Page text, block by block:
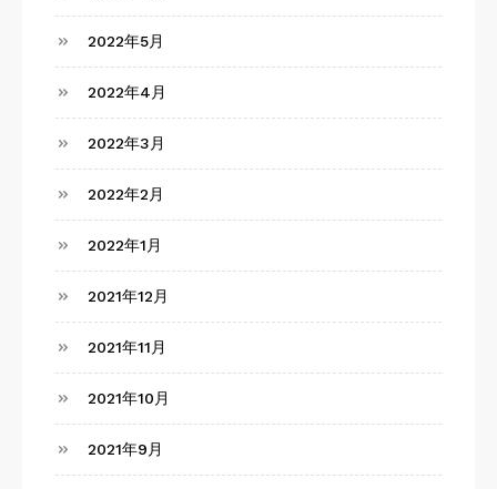
2022年5月
2022年4月
2022年3月
2022年2月
2022年1月
2021年12月
2021年11月
2021年10月
2021年9月